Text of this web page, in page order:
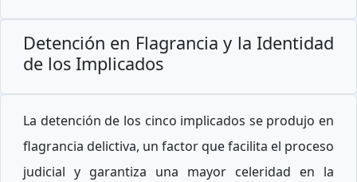
Detención en Flagrancia y la Identidad
de los Implicados
La detención de los cinco implicados se produjo en
flagrancia delictiva, un factor que facilita el proceso
judicial y garantiza una mayor celeridad en la